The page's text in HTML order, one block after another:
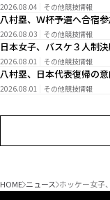
2026.08.04 その他競技情報
八村塁、Ｗ杯予選へ合宿
2026.08.03 その他競技情報
日本女子、バスケ３人制
2026.08.01 その他競技情報
八村塁、日本代表復帰の
2026.08.01 その他競技情報
HOME ニュース ホッケー女子